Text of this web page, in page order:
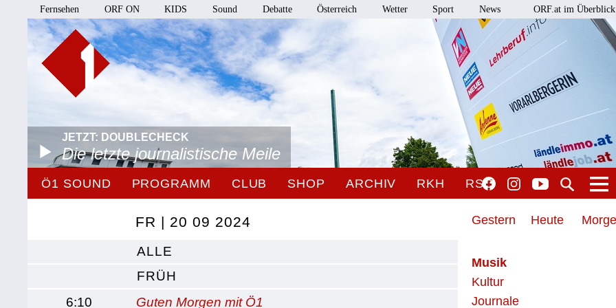
Fernsehen ORF ON KIDS Sound Debatte Österreich Wetter Sport News ORF.at im Überblick
JETZT: DOUBLECHECK
Die letzte journalistische Meile
Ö1 SOUND PROGRAMM CLUB SHOP ARCHIV RKH RSO
Gestern Heute
Musik
Kultur
Journale
FR | 20 09 2024
ALLE
FRÜH
6:10
Guten Morgen mit Ö1